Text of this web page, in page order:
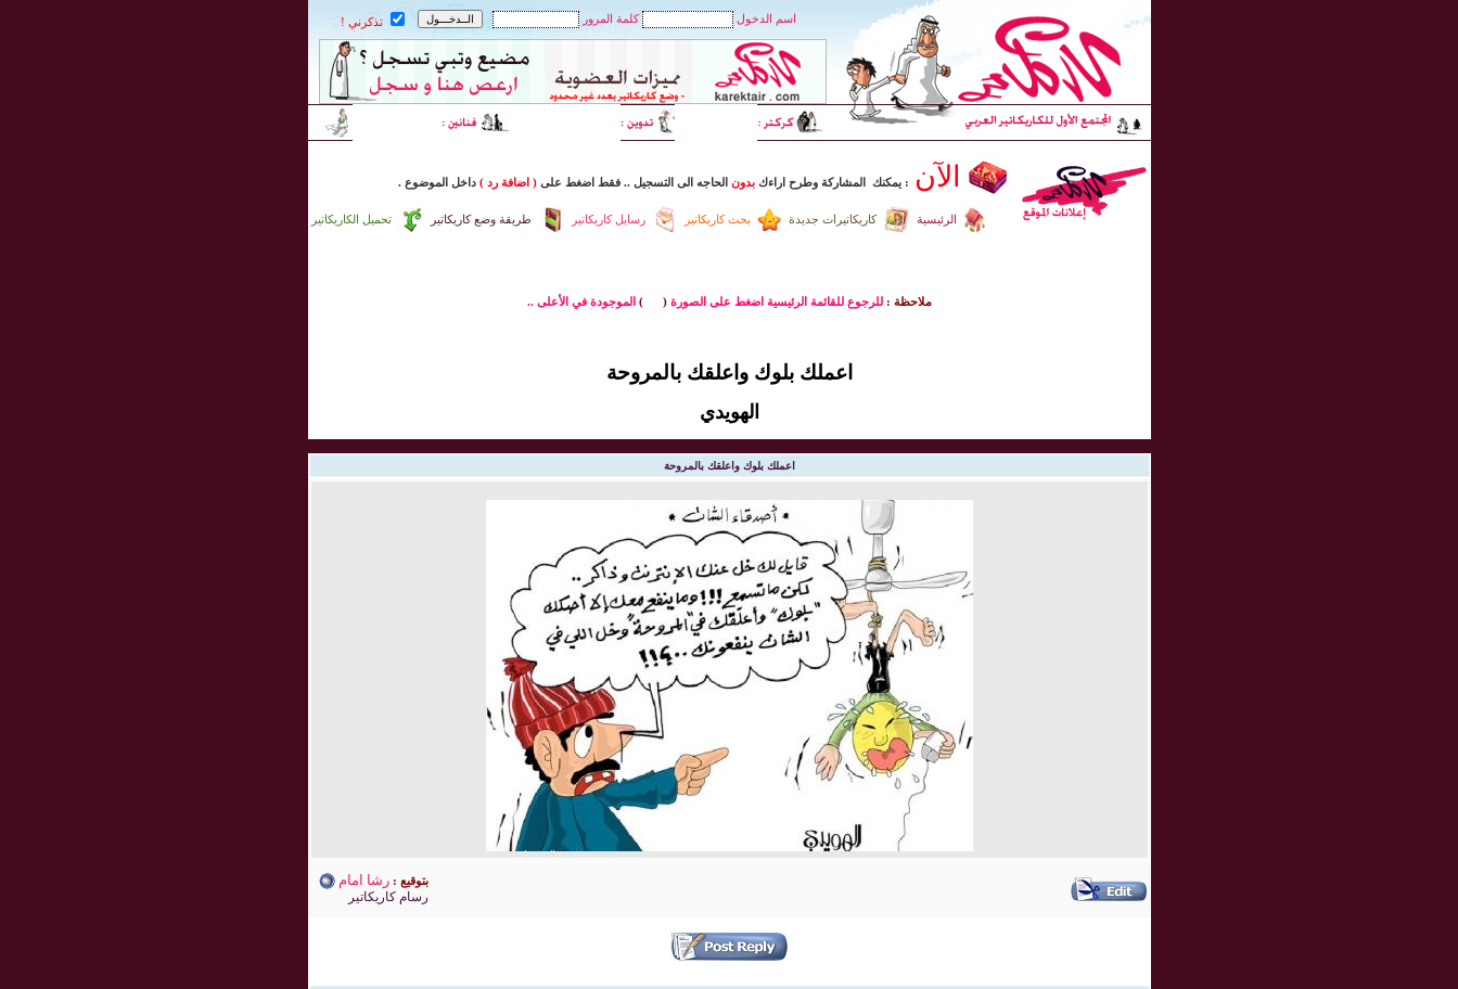
اسم الدخول كلمة المرور تذكرني !
الآن : يمكنك المشاركة وطرح اراءك بدون الحاجه الى التسجيل .. فقط اضغط على ( اضافة رد ) داخل الموضوع .
تحميل الكاريكاتير طريقة وضع كاريكاتير رسايل كاريكاتير بحث كاريكاتير كاريكاتيرات جديدة الرئيسية
ملاحظة : للرجوع للقائمة الرئيسية اضغط على الصورة(
) الموجودة في الأعلى ..
اعملك بلوك واعلقك بالمروحة
الهويدي
اعملك بلوك واعلقك بالمروحة
بتوقيع :رشا امام
رسام كاريكاتير